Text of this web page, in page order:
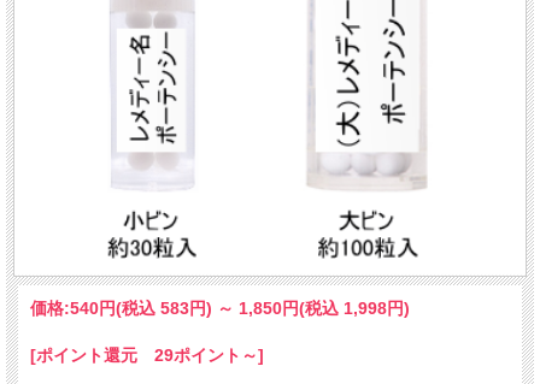
価格:540円(税込 583円) ～ 1,850円(税込 1,998円)
[ポイント還元 29ポイント～]